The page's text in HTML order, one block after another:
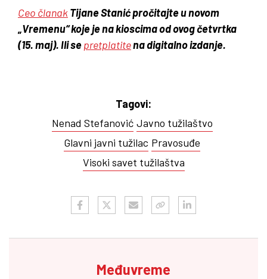
Ceo članakTijane Stanić pročitajte u novom
„Vremenu“ koje je na kioscima od ovog četvrtka
(15. maj). Ili sepretplatitena digitalno izdanje.
Tagovi:
Nenad Stefanović Javno tužilaštvo
Glavni javni tužilac Pravosuđe
Visoki savet tužilaštva
Međuvreme